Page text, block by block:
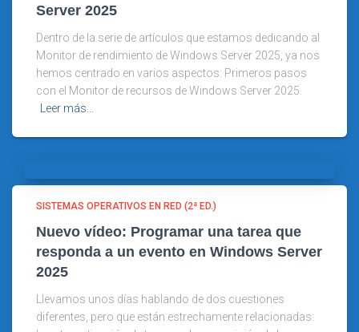
Server 2025
Dentro de la serie de artículos que estamos dedicando al
Monitor de rendimiento de Windows Server 2025, ya nos
hemos centrado en varios aspectos: Primeros pasos
con el Monitor de recursos de Windows Server 2025.
Leer más…
SISTEMAS OPERATIVOS EN RED (2ª ED.)
Nuevo vídeo: Programar una tarea que
responda a un evento en Windows Server
2025
Llevamos unos días hablando de dos cuestiones
diferentes, pero que están estrechamente relacionadas: